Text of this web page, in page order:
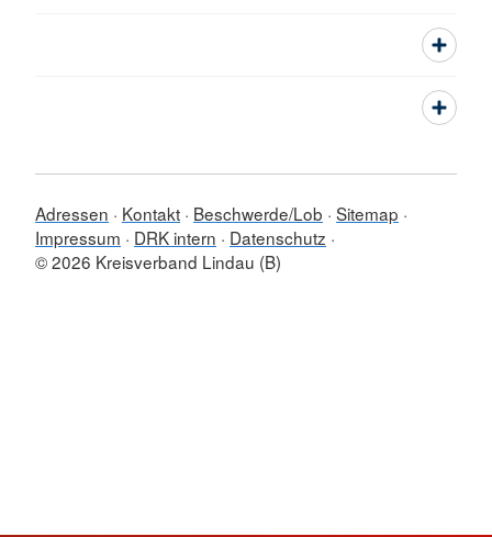
Adressen Kontakt Beschwerde/Lob Sitemap
Impressum
DRK intern
Datenschutz
© 2026 Kreisverband Lindau (B)